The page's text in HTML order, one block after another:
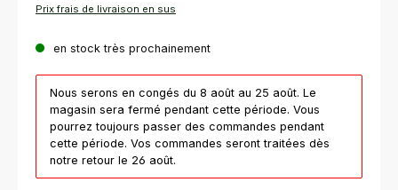
Prix frais de livraison en sus
en stock très prochainement
Nous serons en congés du 8 août au 25 août. Le
magasin sera fermé pendant cette période. Vous
pourrez toujours passer des commandes pendant
cette période. Vos commandes seront traitées dès
notre retour le 26 août.